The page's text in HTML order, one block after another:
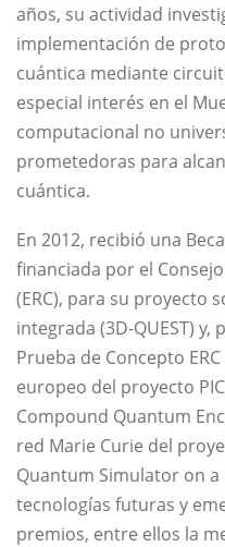
años, su actividad
implementación de
cuántica mediante
especial interés en el
computacional no
prometedoras para
cuántica.
En 2012, recibió una
financiada por el
(ERC), para su proyecto
integrada (3D-QUEST)
Prueba de Concepto
europeo del proyecto
Compound Quantum
red Marie Curie del
Quantum Simulator on a
tecnologías futuras y
premios, entre ellos la